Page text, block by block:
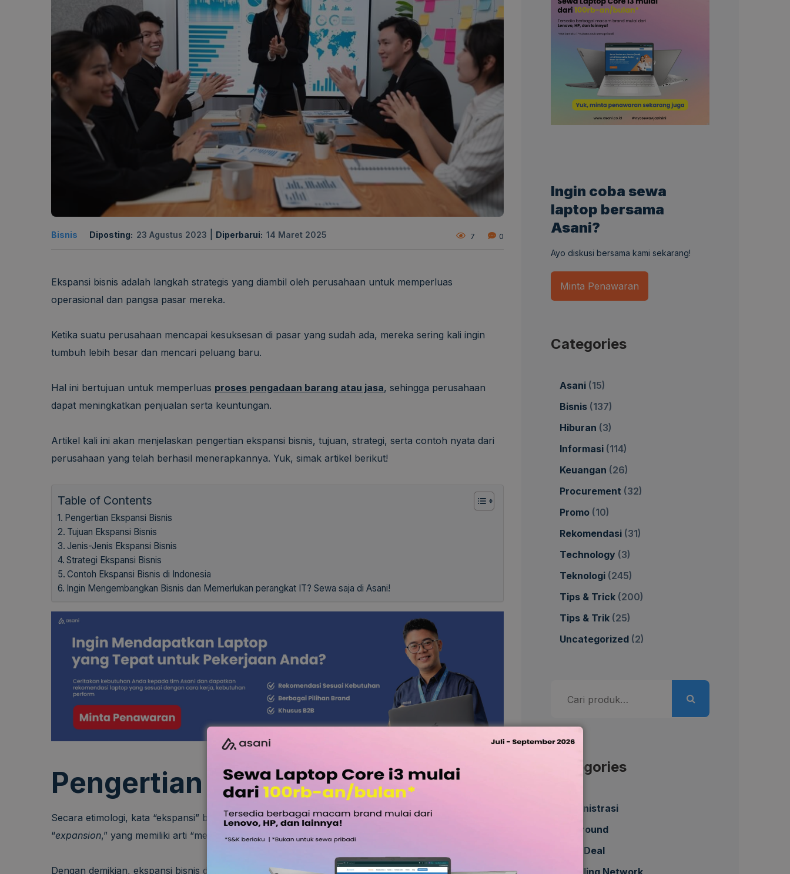
Bisnis Diposting: 23 Agustus 2023 Diperbarui: 14 Maret 2025 7 0
Ekspansi bisnis adalah langkah strategis yang diambil oleh perusahaan untuk memperluas
operasional dan pangsa pasar mereka.
Ketika suatu perusahaan mencapai kesuksesan di pasar yang sudah ada, mereka sering kali ingin
tumbuh lebih besar dan mencari peluang baru.
Hal ini bertujuan untuk memperluas proses pengadaan barang atau jasa, sehingga perusahaan
dapat meningkatkan penjualan serta keuntungan.
Artikel kali ini akan menjelaskan pengertian ekspansi bisnis, tujuan, strategi, serta contoh nyata dari
perusahaan yang telah berhasil menerapkannya. Yuk, simak artikel berikut!
Table of Contents
Pengertian Ekspansi Bisnis
Tujuan Ekspansi Bisnis
Jenis-Jenis Ekspansi Bisnis
Strategi Ekspansi Bisnis
Contoh Ekspansi Bisnis di Indonesia
Ingin Mengembangkan Bisnis dan Memerlukan perangkat IT? Sewa saja di Asani!
Pengertian Ekspansi Bisnis
Secara etimologi, kata “ekspansi” berasal dari bahasa Latin ‘expandere’ dan dalam bahasa Inggris
“expansion,” yang memiliki arti “menyebar”.
Dengan demikian, ekspansi bisnis dapat diartikan sebagai tindakan untuk menjadikan sesuatu hal
Ingin coba sewa
laptop bersama
Asani?
Ayo diskusi bersama kami sekarang!
Minta Penawaran
Categories
Asani (15)
Bisnis (137)
Hiburan (3)
Informasi (114)
Keuangan (26)
Procurement (32)
Promo (10)
Rekomendasi (31)
Technology (3)
Teknologi (245)
Tips & Trick (200)
Tips & Trik (25)
Uncategorized (2)
untuk:
Categories
Administrasi
All Around
Best Deal